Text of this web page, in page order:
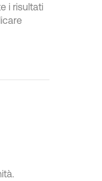
i risultati